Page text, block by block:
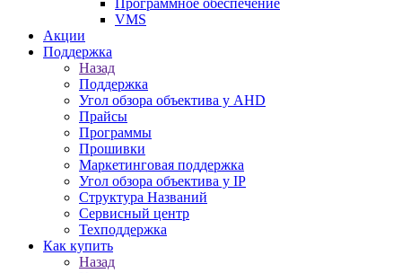
Программное обеспечение
VMS
Акции
Поддержка
Назад
Поддержка
Угол обзора объектива у AHD
Прайсы
Программы
Прошивки
Маркетинговая поддержка
Угол обзора объектива у IP
Структура Названий
Сервисный центр
Техподдержка
Как купить
Назад